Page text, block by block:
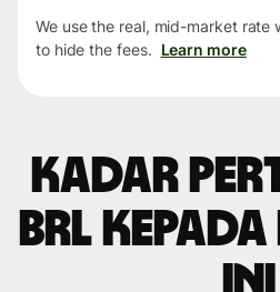
We use the real, mid-market rate
to hide the fees. Learn more
Kadar
BRL